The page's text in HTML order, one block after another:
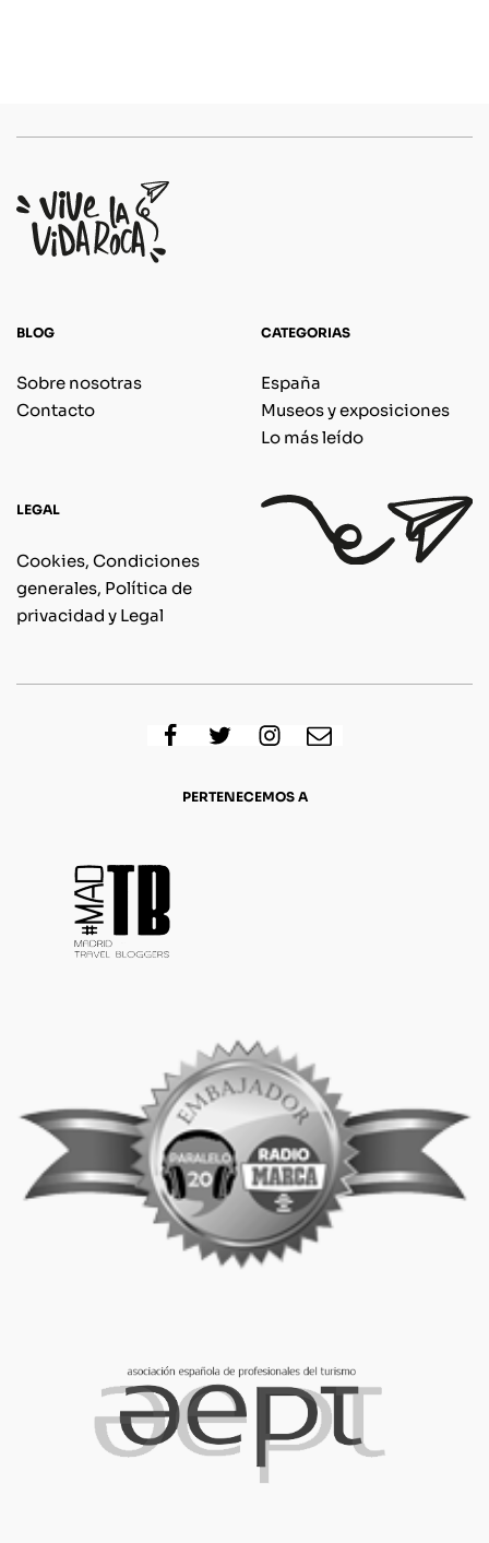
BLOG
Sobre nosotras
Contacto
CATEGORIAS
España
Museos y exposiciones
Lo más leído
LEGAL
Cookies, Condiciones
generales, Política de
privacidad y Legal
PERTENECEMOS A